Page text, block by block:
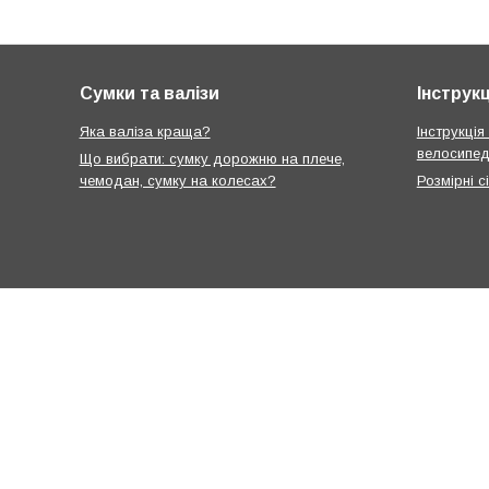
Сумки та валізи
Яка валіза краща?
Що вибрати: сумку дорожню на плече,
чемодан, сумку на колесах?
Розмірні